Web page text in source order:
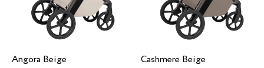
Angora Beige Cashmere Beige